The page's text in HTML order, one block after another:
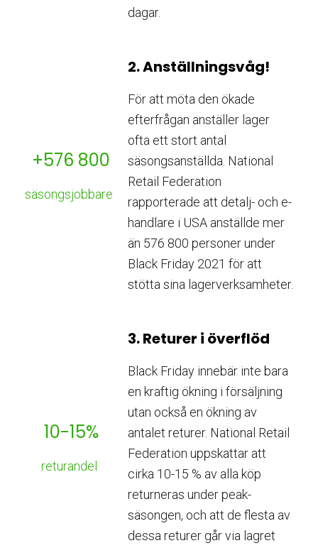
dagar.
+576 800
säsongsjobbare
2. Anställningsvåg!
För att möta den ökade
efterfrågan anställer lager
ofta ett stort antal
säsongsanställda. National
Retail Federation
rapporterade att detalj- och e-
handlare i USA anställde mer
än 576 800 personer under
Black Friday 2021 för att
stötta sina lagerverksamheter.
10-15%
returandel
3. Returer i överflöd
Black Friday innebär inte bara
en kraftig ökning i försäljning
utan också en ökning av
antalet returer. National Retail
Federation uppskattar att
cirka 10-15 % av alla köp
returneras under peak-
säsongen, och att de flesta av
dessa returer går via lagret